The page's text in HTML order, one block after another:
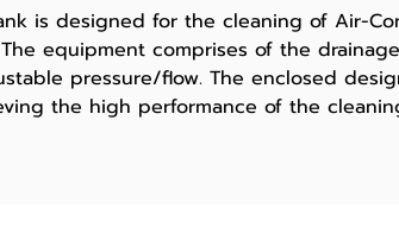
designed for the cleaning of Air-
equipment comprises of the
pressure/flow. The enclosed
the high performance of the